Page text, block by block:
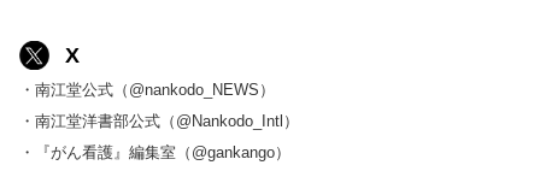
X
・南江堂公式（@nankodo_NEWS）
・南江堂洋書部公式（@Nankodo_Intl）
・『がん看護』編集室（@gankango）